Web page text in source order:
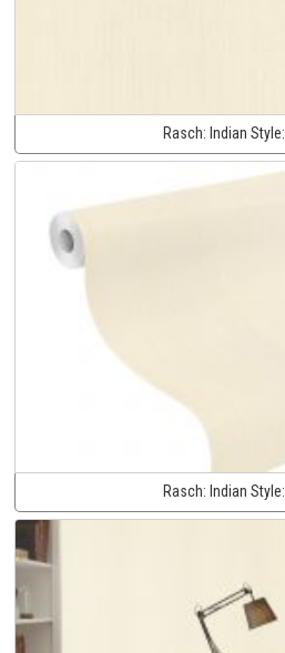
Rasch: Indian Style:
Rasch: Indian Style: